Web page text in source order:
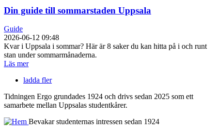
Din guide till sommarstaden Uppsala
Guide
2026-06-12 09:48
Kvar i Uppsala i sommar? Här är 8 saker du kan hitta på i och runt
stan under sommarmånaderna.
Läs mer
ladda fler
Tidningen Ergo grundades 1924 och drivs sedan 2025 som ett
samarbete mellan Uppsalas studentkårer.
Bevakar studenternas intressen sedan 1924